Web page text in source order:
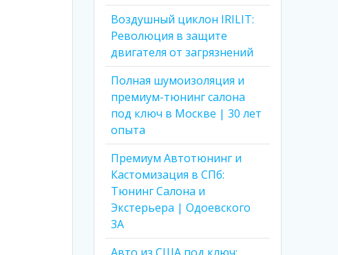
Воздушный циклон IRILIT:
Революция в защите
двигателя от загрязнений
Полная шумоизоляция и
премиум-тюнинг салона
под ключ в Москве | 30 лет
опыта
Премиум Автотюнинг и
Кастомизация в СПб:
Тюнинг Салона и
Экстерьера | Одоевского
3А